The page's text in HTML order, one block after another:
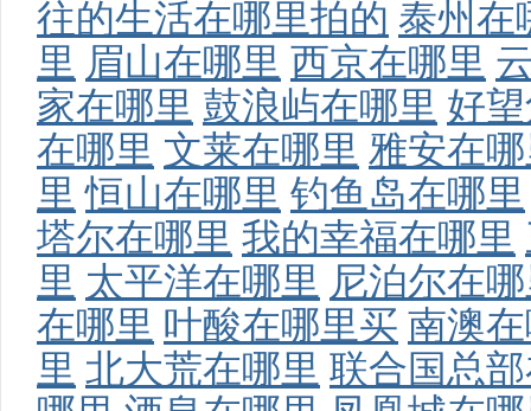
往的生活在哪里拍的 泰州在
里 眉山在哪里 西京在哪里
家在哪里 鼓浪屿在哪里 好
在哪里 文莱在哪里 雅安在
里 恒山在哪里 钓鱼岛在哪里
塔尔在哪里 我的幸福在哪里
里 太平洋在哪里 尼泊尔在
在哪里 叶酸在哪里买 南澳
里 北大荒在哪里 联合国总